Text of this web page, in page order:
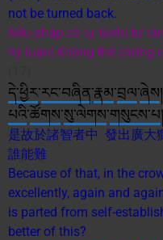
not be turned back.
Nếu pháp có tự tánh| tự
hý luận| Không thể chứng
དེ་ཕྱིར་རང་བཞིན་རྣམ་བྲལ་ཞེས
པའི་ཚོགས་སུ་ལེགས་གསུངས་པ
是故於諸智者中 發出廣大
誰能難
Because of that, in the
excellently, again and
is parted from self-
better of this?